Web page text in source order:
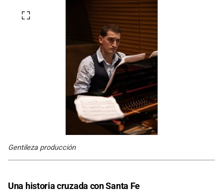
Gentileza producción
Una historia cruzada con Santa Fe